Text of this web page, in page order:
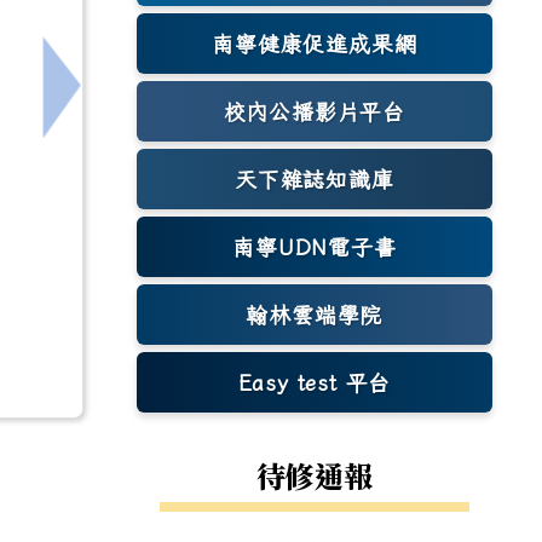
下一筆：轉知永仁高中辦理「教育是一場相遇：
南寧健康促進成果網
(另開新視窗)
校內公播影片平台
天下雜誌知識庫
(另開新視窗)
南寧UDN電子書
翰林雲端學院
Easy test 平台
(另開新視窗)
待修通報